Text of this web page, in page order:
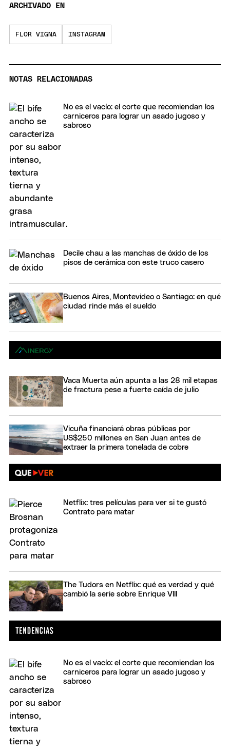
ARCHIVADO EN
FLOR VIGNA INSTAGRAM
NOTAS RELACIONADAS
No es el vacío: el corte que recomiendan los
carniceros para lograr un asado jugoso y
sabroso
Decile chau a las manchas de óxido de los
pisos de cerámica con este truco casero
Buenos Aires, Montevideo o Santiago: en qué
ciudad rinde más el sueldo
Vaca Muerta aún apunta a las 28 mil etapas
de fractura pese a fuerte caída de julio
Vicuña financiará obras públicas por
US$250 millones en San Juan antes de
extraer la primera tonelada de cobre
Netflix: tres películas para ver si te gustó
Contrato para matar
The Tudors en Netflix: qué es verdad y qué
cambió la serie sobre Enrique VIII
No es el vacío: el corte que recomiendan los
carniceros para lograr un asado jugoso y
sabroso